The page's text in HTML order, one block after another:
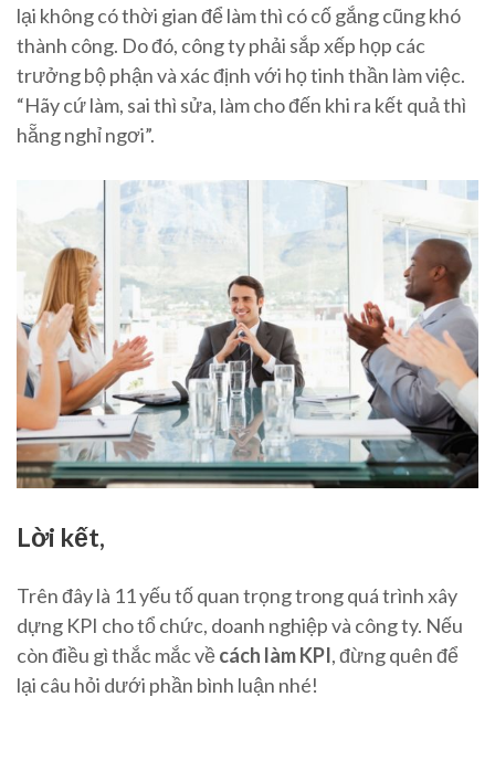
lại không có thời gian để làm thì có cố gắng cũng khó
thành công. Do đó, công ty phải sắp xếp họp các
trưởng bộ phận và xác định với họ tinh thần làm việc.
“Hãy cứ làm, sai thì sửa, làm cho đến khi ra kết quả thì
hẵng nghỉ ngơi”.
Lời kết,
Trên đây là 11 yếu tố quan trọng trong quá trình xây
dựng KPI cho tổ chức, doanh nghiệp và công ty. Nếu
còn điều gì thắc mắc vềcách làm KPI, đừng quên để
lại câu hỏi dưới phần bình luận nhé!